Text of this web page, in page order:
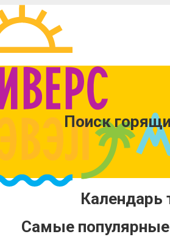
Поиск
Календарь
Самые популярные